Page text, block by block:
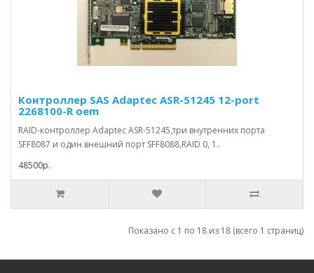
Контроллер SAS Adaptec ASR-51245 12-port
2268100-R oem
RAID-контроллер Adaptec ASR-51245,три внутренних порта
SFF8087 и один внешний порт SFF8088,RAID 0, 1..
48500р.
Показано с 1 по 18 из 18 (всего 1 страниц)